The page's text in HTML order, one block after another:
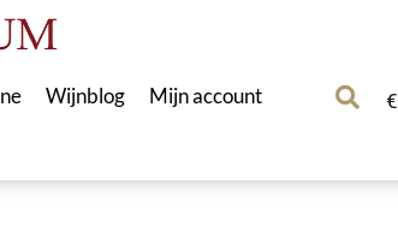
Wijnblog
Mijn account
€